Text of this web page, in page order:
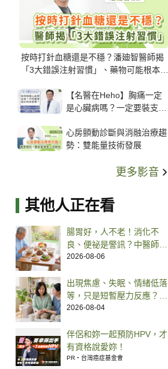
按時打針血糖還是不穩？潘廸智醫師揭
「3大錯誤注射習慣」、藥物可能根本沒
【名醫在Heho】胸痛一定
是心臟病嗎？一定要裝支
解析支架種類、風險與選擇
關鍵
心房顫動診斷與消融治療趨
勢：雙能量技術發展
更多影音
其他人正在看
腸胃好，人不老！消化不
良、便祕是警訊？中醫師提
點老人腸胃養護之道
2026-08-06
出現焦慮、失眠、情緒低落
等，只是短暫壓力反應？還
是進入憂鬱狀況？醫師解析
2026-08-04
伴侶和妳一起預防HPV，才
有資格說愛妳！
PR・台灣癌症基金會